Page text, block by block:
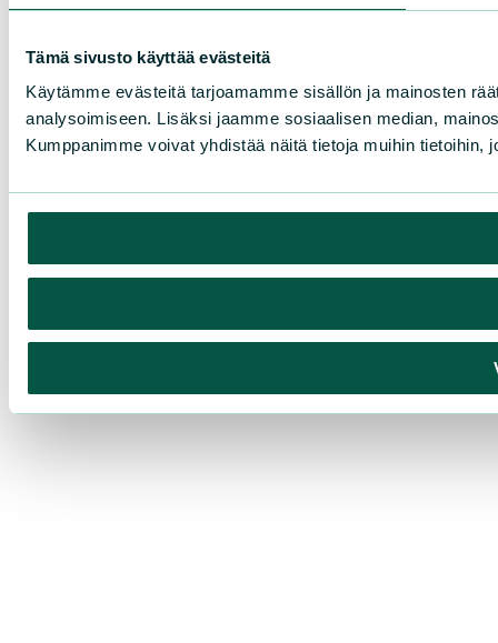
Tämä sivusto käyttää evästeitä
Käytämme evästeitä tarjoamamme sisällön ja mainosten
analysoimiseen. Lisäksi jaamme sosiaalisen median,
Kumppanimme voivat yhdistää näitä tietoja muihin tietoihin,